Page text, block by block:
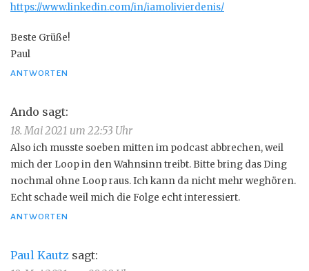
https://www.linkedin.com/in/iamolivierdenis/
Beste Grüße!
Paul
ANTWORTEN
Ando sagt:
18. Mai 2021 um 22:53 Uhr
Also ich musste soeben mitten im podcast abbrechen, weil
mich der Loop in den Wahnsinn treibt. Bitte bring das Ding
nochmal ohne Loop raus. Ich kann da nicht mehr weghören.
Echt schade weil mich die Folge echt interessiert.
ANTWORTEN
Paul Kautz sagt: